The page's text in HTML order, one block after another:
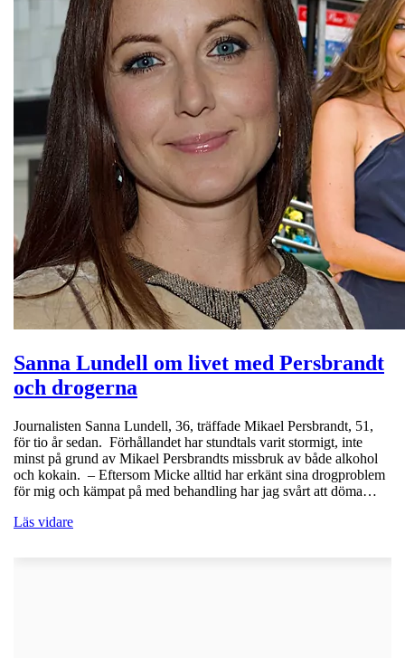
Sanna Lundell om livet med Persbrandt
och drogerna
Journalisten Sanna Lundell, 36, träffade Mikael Persbrandt, 51,
för tio år sedan. Förhållandet har stundtals varit stormigt, inte
minst på grund av Mikael Persbrandts missbruk av både alkohol
och kokain. – Eftersom Micke alltid har erkänt sina drogproblem
för mig och kämpat på med behandling har jag svårt att döma…
Läs vidare